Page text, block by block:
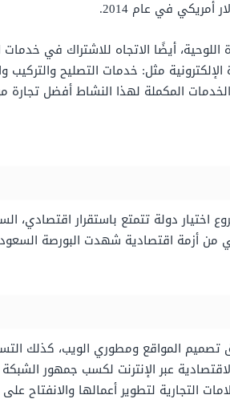
أيضًا الاتجاه للاشتراك في خدمات
مثل: خدمات التصليح والتركيب
الخدمات المكملة لهذا النشاط أفضل
اختيار دولة تتمتع باستقرار
من أزمة اقتصادية شهدت البورصة
تصميم المواقع ومطوري الويب، كذلك
عبر الإنترنت لكسب جمهور
لتطوير أعمالها والانفتاح على